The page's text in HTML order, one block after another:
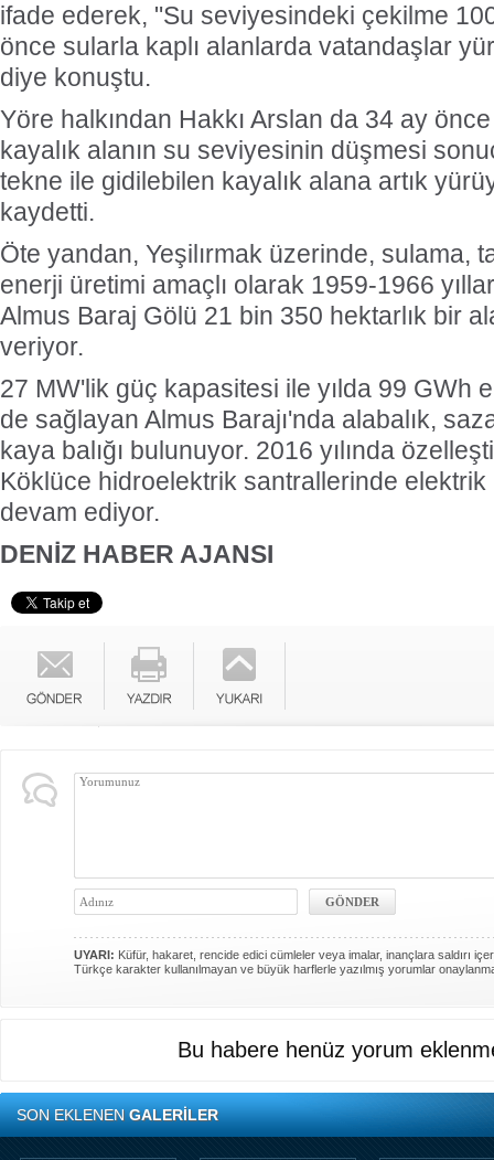
ifade ederek, "Su seviyesindeki çekilme
önce sularla kaplı alanlarda vatandaşlar
diye konuştu.
Yöre halkından Hakkı Arslan da 34 ay
kayalık alanın su seviyesinin düşmesi
tekne ile gidilebilen kayalık alana artık
kaydetti.
Öte yandan, Yeşilırmak üzerinde, sulama,
enerji üretimi amaçlı olarak 1959-1966
Almus Baraj Gölü 21 bin 350 hektarlık bir
veriyor.
27 MW'lik güç kapasitesi ile yılda 99 GWh
de sağlayan Almus Barajı'nda alabalık,
kaya balığı bulunuyor. 2016 yılında
Köklüce hidroelektrik santrallerinde elektrik
devam ediyor.
DENİZ HABER AJANSI
UYARI: Küfür, hakaret, rencide edici cümleler veya imalar, inançlara saldırı
Türkçe karakter kullanılmayan ve büyük harflerle yazılmış yorumlar
Bu habere henüz yorum
SON EKLENENGALERİLER